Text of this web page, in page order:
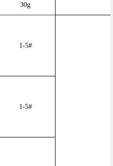
30g
1-5#
1-5#